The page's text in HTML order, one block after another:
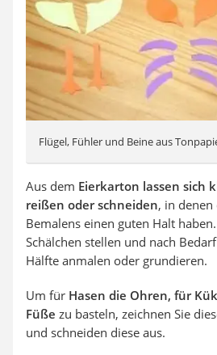
Flügel, Fühler und Beine aus
Aus dem Eierkarton lassen sich
reißen oder schneiden, in denen
Bemalens einen guten Halt
Schälchen stellen und nach
Hälfte anmalen oder grundieren.
Um für Hasen die Ohren, für
Füße zu basteln, zeichnen Sie
und schneiden diese aus.